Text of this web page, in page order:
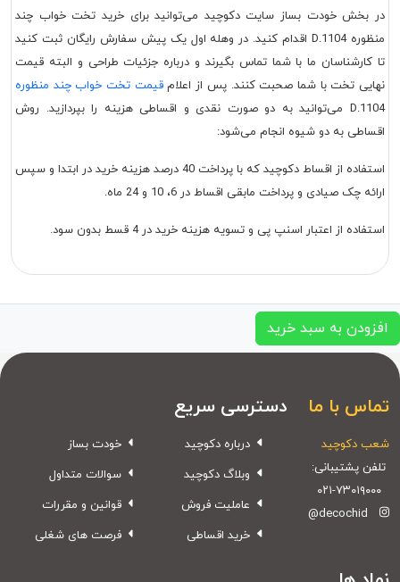
در بخش خودت بساز سایت دکوچید می‌توانید برای خرید تخت خواب چند
منظوره D.1104 اقدام کنید. در وهله اول یک پیش سفارش رایگان ثبت کنید
تا کارشناسان ما با شما تماس بگیرند و درباره جزئیات طراحی و البته قیمت
نهایی تخت با شما صحبت کنند. پس از اعلامقیمت تخت خواب چند منظوره
D.1104 می‌توانید به دو صورت نقدی و اقساطی هزینه را بپردازید. روش
اقساطی به دو شیوه انجام می‌شود:
استفاده از اقساط دکوچید که با پرداخت 40 درصد هزینه خرید در ابتدا و سپس
ارائه چک صیادی و پرداخت مابقی اقساط در 6، 10 و 24 ماه.
استفاده از اعتبار اسنپ پی و تسویه هزینه خرید در 4 قسط بدون سود.
افزودن به سبد خرید
تماس با ما
شعب دکوچید
تلفن پشتیبانی:
۰۲۱-۷۳۰۱۹۰۰۰
@decochid
دسترسی سریع
درباره دکوچید
وبلاگ دکوچید
عاملیت فروش
خرید اقساطی
خودت بساز
سوالات متداول
قوانین و مقررات
فرصت های شغلی